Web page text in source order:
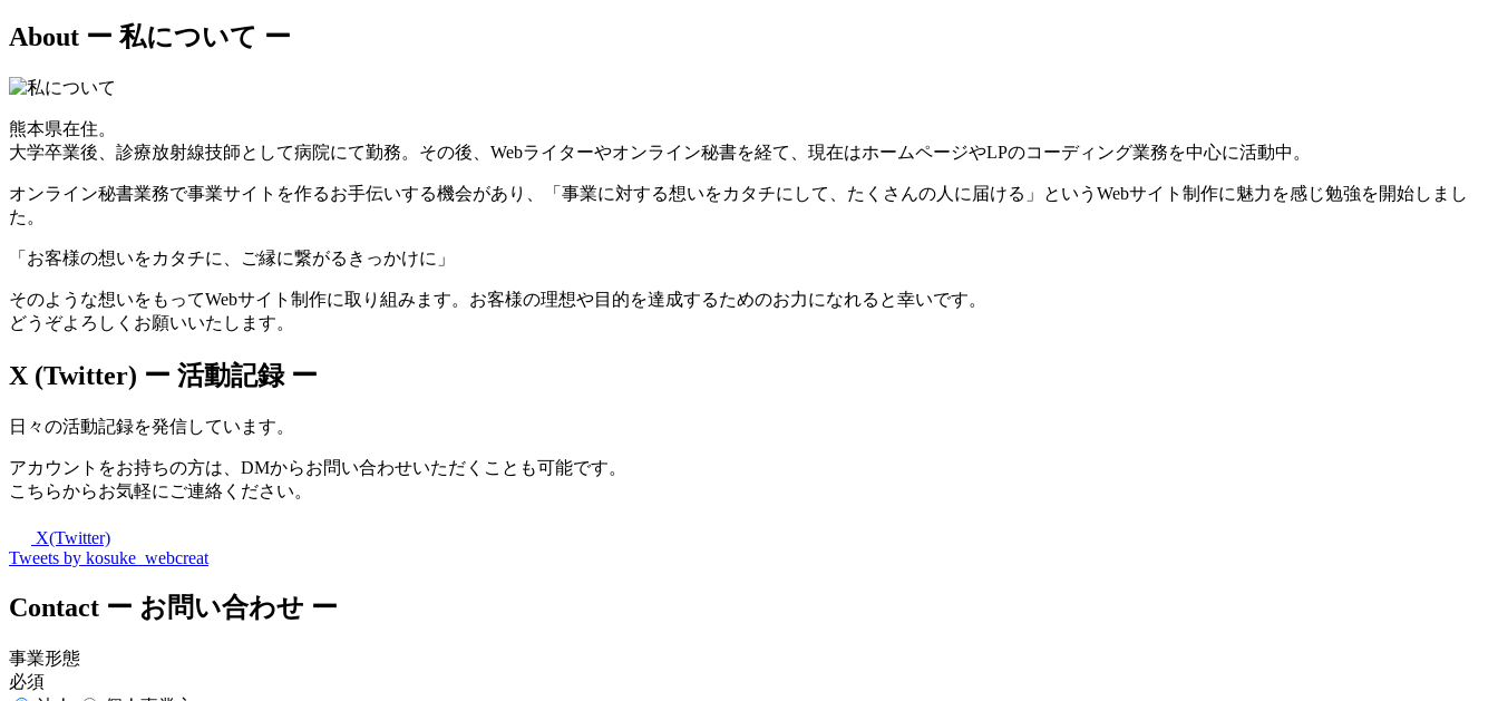
About ー 私について ー
熊本県在住。
大学卒業後、診療放射線技師として病院にて勤務。その後、Webライターやオンライン秘書を経て、現在はホームページやLPのコーディング業務を中心に活動中。
オンライン秘書業務で事業サイトを作るお手伝いする機会があり、「事業に対する想いをカタチにして、たくさんの人に届ける」というWebサイト制作に魅力を感じ勉強を開始しまし
た。
「お客様の想いをカタチに、ご縁に繋がるきっかけに」
そのような想いをもってWebサイト制作に取り組みます。お客様の理想や目的を達成するためのお力になれると幸いです。
どうぞよろしくお願いいたします。
X (Twitter) ー 活動記録 ー
日々の活動記録を発信しています。
アカウントをお持ちの方は、DMからお問い合わせいただくことも可能です。
こちらからお気軽にご連絡ください。
X(Twitter)
Tweets by kosuke_webcreat
Contact ー お問い合わせ ー
事業形態
必須